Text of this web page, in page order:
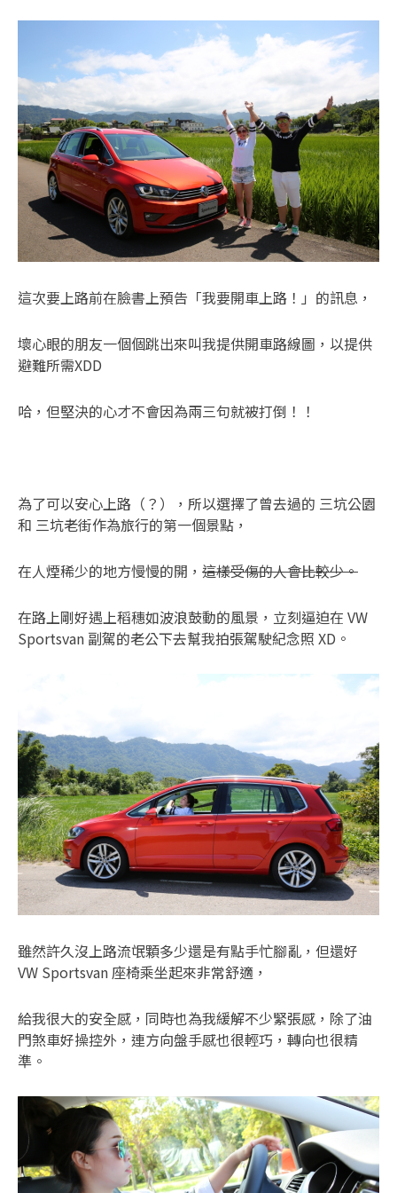
這次要上路前在臉書上預告「我要開車上路！」的訊息，
壞心眼的朋友一個個跳出來叫我提供開車路線圖，以提供
避難所需XDD
哈，但堅決的心才不會因為兩三句就被打倒！！
為了可以安心上路（？），所以選擇了曾去過的 三坑公園
和 三坑老街作為旅行的第一個景點，
在人煙稀少的地方慢慢的開， 這樣受傷的人會比較少。
在路上剛好遇上稻穗如波浪鼓動的風景，立刻逼迫在 VW
Sportsvan 副駕的老公下去幫我拍張駕駛紀念照 XD。
雖然許久沒上路流氓顆多少還是有點手忙腳亂，但還好
VW Sportsvan 座椅乘坐起來非常舒適，
給我很大的安全感，同時也為我緩解不少緊張感，除了油
門煞車好操控外，連方向盤手感也很輕巧，轉向也很精
準。